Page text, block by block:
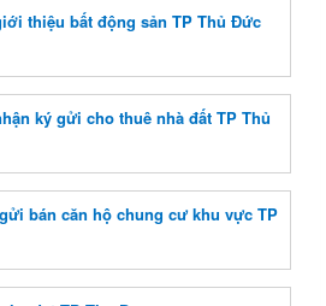
thiệu bất động sản TP Thủ Đức
ký gửi cho thuê nhà đất TP Thủ
bán căn hộ chung cư khu vực TP